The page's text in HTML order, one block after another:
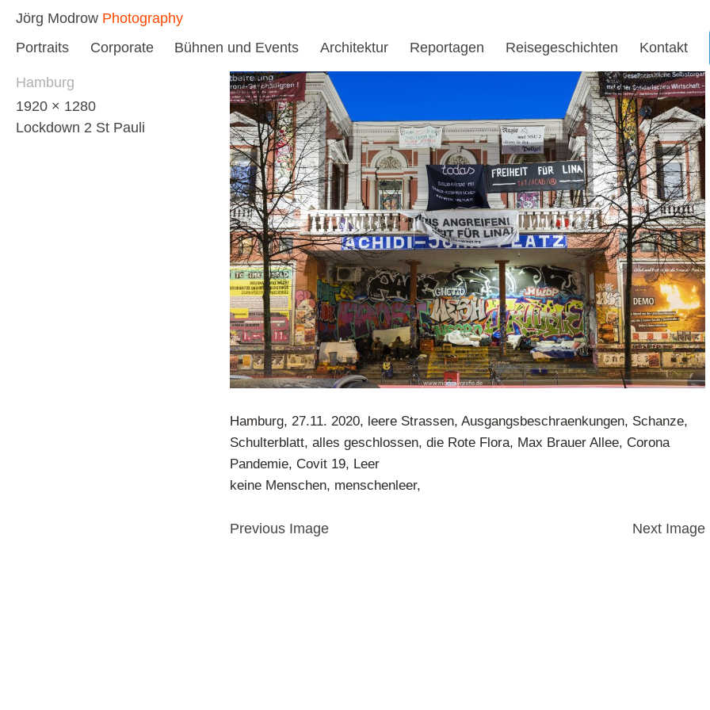
Jörg Modrow Photography
Portraits Corporate Bühnen und Events Architektur Reportagen Reisegeschichten Kontakt
Hamburg
1920 × 1280
Lockdown 2 St Pauli
Hamburg, 27.11. 2020, leere Strassen, Ausgangsbeschraenkungen, Schanze,
Schulterblatt, alles geschlossen, die Rote Flora, Max Brauer Allee, Corona
Pandemie, Covit 19, Leer
keine Menschen, menschenleer,
Previous Image Next Image